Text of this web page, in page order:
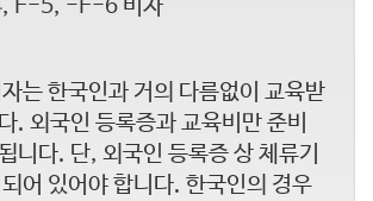
F-5, -F-6 비자
는 한국인과 거의 다름없이 교육받
. 외국인 등록증과 교육비만 준비
니다. 단, 외국인 등록증 상 체류기
어 있어야 합니다. 한국인의 경우